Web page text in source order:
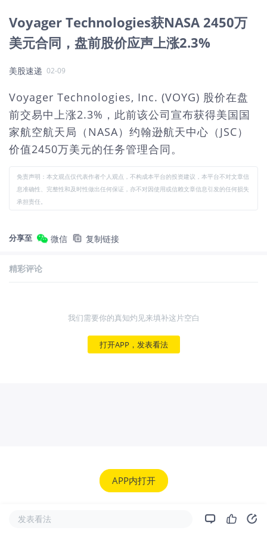
Voyager Technologies获NASA 2450万
美元合同，盘前股价应声上涨2.3%
美股速递 02-09
Voyager Technologies, Inc. (VOYG) 股价在盘
前交易中上涨2.3%，此前该公司宣布获得美国国
家航空航天局（NASA）约翰逊航天中心（JSC）
价值2450万美元的任务管理合同。
免责声明：本文观点仅代表作者个人观点，不构成本平台的投资建议，本平台不对文章信
息准确性、完整性和及时性做出任何保证，亦不对因使用或信赖文章信息引发的任何损失
承担责任。
分享至 微信 复制链接
精彩评论
我们需要你的真知灼见来填补这片空白
打开APP，发表看法
APP内打开
发表看法